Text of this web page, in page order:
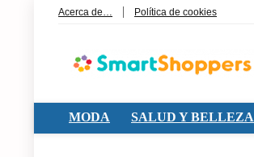
Acerca de… Política de cookies
MODA SALUD Y BELLEZA